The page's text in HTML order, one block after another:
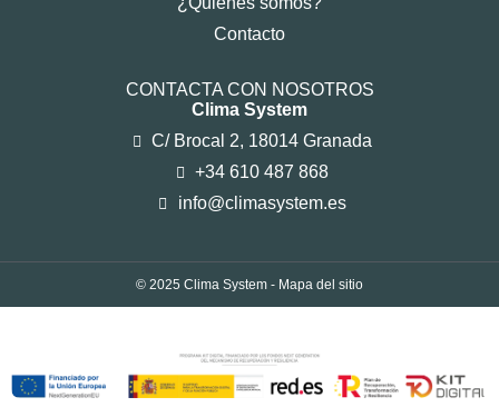
Contacto
CONTACTA CON NOSOTROS
Clima System
C/ Brocal 2, 18014 Granada
+34 610 487 868
info@climasystem.es
© 2025 Clima System - Mapa del sitio